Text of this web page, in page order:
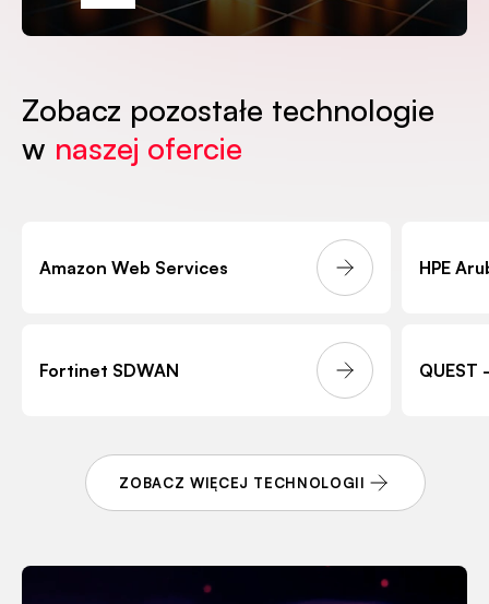
Zobacz pozostałe technologie
w naszej ofercie
Amazon Web Services HPE
Fortinet SDWAN
ZOBACZ WIĘCEJ TECHNOLOGII